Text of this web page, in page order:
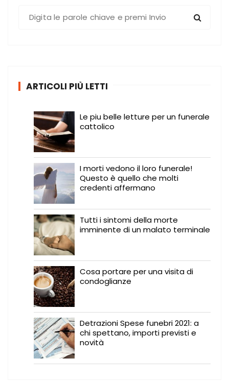
ARTICOLI PIÙ LETTI
Le piu belle letture per un funerale
cattolico
I morti vedono il loro funerale!
Questo è quello che molti
credenti affermano
Tutti i sintomi della morte
imminente di un malato terminale
Cosa portare per una visita di
condoglianze
Detrazioni Spese funebri 2021: a
chi spettano, importi previsti e
novità